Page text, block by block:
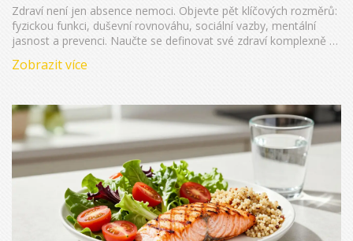
Zdraví není jen absence nemoci. Objevte pět klíčových rozměrů:
fyzickou funkci, duševní rovnováhu, sociální vazby, mentální
jasnost a prevenci. Naučte se definovat své zdraví komplexně a
Zobrazit více